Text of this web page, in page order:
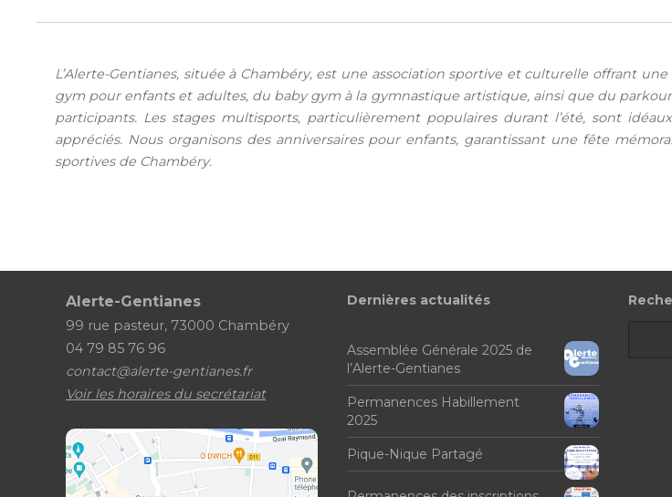
L’Alerte-Gentianes, située à Chambéry, est une association sportive et culturelle offrant
gym pour enfants et adultes, du baby gym à la gymnastique artistique, ainsi que du
participants. Les stages multisports, particulièrement populaires durant l’été, sont
appréciés. Nous organisons des anniversaires pour enfants, garantissant une fête
sportives de Chambéry.
Alerte-Gentianes
99 rue pasteur, 73000 Chambéry
04 79 85 76 96
contact@alerte-gentianes.fr
Voir les horaires du secrétariat
Dernières actualités
Assemblée Générale 2025 de
l’Alerte-Gentianes
Permanences Habillement
2025
Pique-Nique Partagé